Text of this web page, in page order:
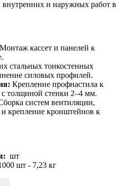
внутренних и наружных работ в
Монтаж кассет и панелей к
стальных тонкостенных
силовых профилей.
Крепление профнастила к
толщиной стенки 2–4 мм.
систем вентиляции,
крепление кронштейнов к
шт
шт - 7,23 кг